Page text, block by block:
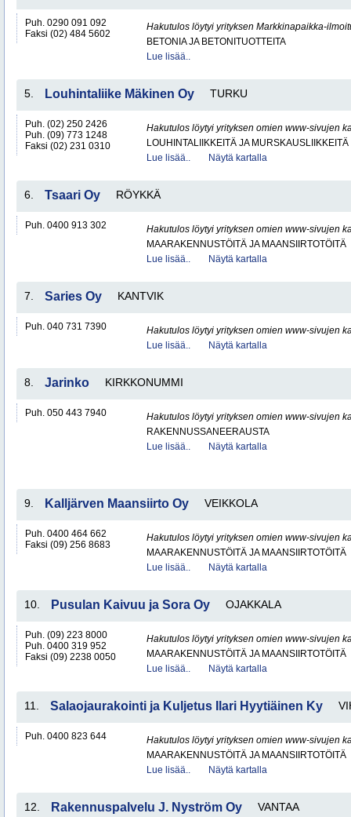
Puh. 0290 091 092
Faksi (02) 484 5602
Hakutulos löytyi yrityksen Markkinapaikka-
BETONIA JA BETONITUOTTEITA
Lue lisää..
5. Louhintaliike Mäkinen Oy TURKU
Puh. (02) 250 2426
Puh. (09) 773 1248
Faksi (02) 231 0310
Hakutulos löytyi yrityksen omien www-sivujen
LOUHINTALIIKKEITÄ JA MURSKAUSLIIKKEITÄ
Lue lisää..
Näytä kartalla
6. Tsaari Oy RÖYKKÄ
Puh. 0400 913 302
Hakutulos löytyi yrityksen omien www-sivujen
MAARAKENNUSTÖITÄ JA MAANSIIRTOTÖITÄ
Lue lisää..
Näytä kartalla
7. Saries Oy KANTVIK
Puh. 040 731 7390
Hakutulos löytyi yrityksen omien www-sivujen
Lue lisää..
Näytä kartalla
8. Jarinko KIRKKONUMMI
Puh. 050 443 7940
Hakutulos löytyi yrityksen omien www-sivujen
RAKENNUSSANEERAUSTA
Lue lisää..
Näytä kartalla
9. Kalljärven Maansiirto Oy VEIKKOLA
Puh. 0400 464 662
Faksi (09) 256 8683
Hakutulos löytyi yrityksen omien www-sivujen
MAARAKENNUSTÖITÄ JA MAANSIIRTOTÖITÄ
Lue lisää..
Näytä kartalla
10. Pusulan Kaivuu ja Sora Oy OJAKKALA
Puh. (09) 223 8000
Puh. 0400 319 952
Faksi (09) 2238 0050
Hakutulos löytyi yrityksen omien www-sivujen
MAARAKENNUSTÖITÄ JA MAANSIIRTOTÖITÄ
Lue lisää..
Näytä kartalla
11. Salaojaurakointi ja Kuljetus Ilari Hyytiäinen Ky
Puh. 0400 823 644
Hakutulos löytyi yrityksen omien www-sivujen
MAARAKENNUSTÖITÄ JA MAANSIIRTOTÖITÄ
Lue lisää..
Näytä kartalla
12. Rakennuspalvelu J. Nyström Oy VANTAA